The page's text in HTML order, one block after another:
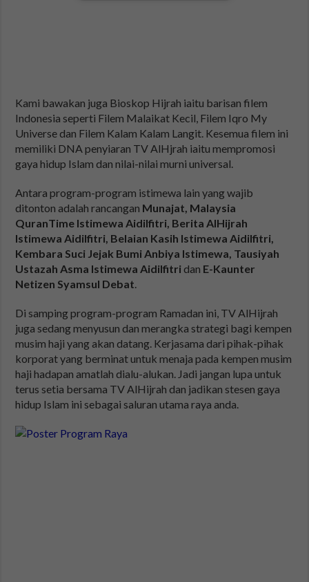
Kami bawakan juga Bioskop Hijrah iaitu barisan filem
Indonesia seperti Filem Malaikat Kecil, Filem Iqro My
Universe dan Filem Kalam Kalam Langit. Kesemua filem ini
memiliki DNA penyiaran TV AlHjrah iaitu mempromosi
gaya hidup Islam dan nilai-nilai murni universal.
Antara program-program istimewa lain yang wajib
ditonton adalah rancangan Munajat, Malaysia
QuranTime Istimewa Aidilfitri, Berita AlHijrah
Istimewa Aidilfitri, Belaian Kasih Istimewa Aidilfitri,
Kembara Suci Jejak Bumi Anbiya Istimewa, Tausiyah
Ustazah Asma Istimewa Aidilfitri dan E-Kaunter
Netizen Syamsul Debat
Di samping program-program Ramadan ini, TV AlHijrah
juga sedang menyusun dan merangka strategi bagi kempen
musim haji yang akan datang. Kerjasama dari pihak-pihak
korporat yang berminat untuk menaja pada kempen musim
haji hadapan amatlah dialu-alukan. Jadi jangan lupa untuk
terus setia bersama TV AlHijrah dan jadikan stesen gaya
hidup Islam ini sebagai saluran utama raya anda.